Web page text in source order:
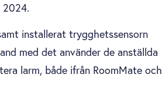
2024.
installerat trygghetssensorn
med det använder de anställda
larm, både ifrån RoomMate och